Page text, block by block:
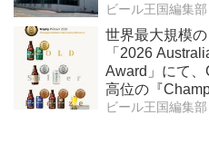
ビール王国編集部
世界最大規模
「2026
Award」にて
高位の『
Brewery』を受
ビール王国編集部